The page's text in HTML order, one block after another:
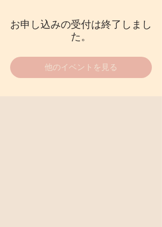
お申し込みの受付は終了しまし
た。
他のイベントを見る